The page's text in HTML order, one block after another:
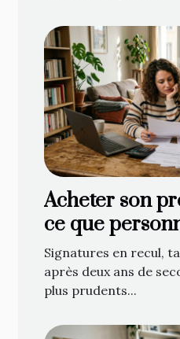
Acheter son
ce que
vraiment
Signatures en recul,
après deux ans de
plus prudents...